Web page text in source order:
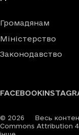
Громадянам
Міністерство
Законодавство
FACEBOOK
© 2026
Весь
Commons Attribution